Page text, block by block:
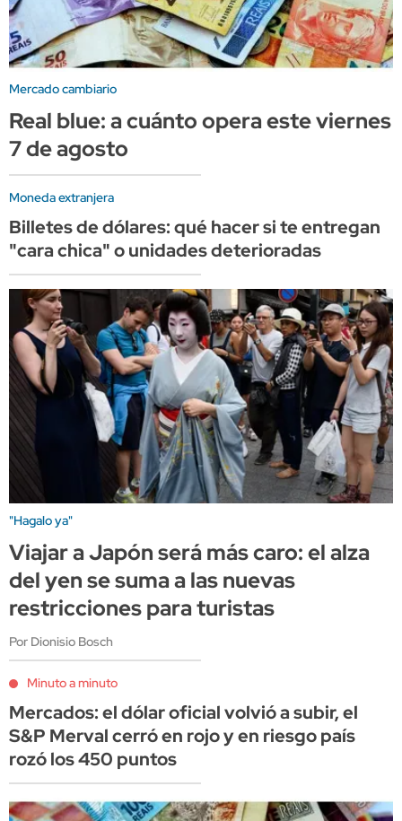
Mercado cambiario
Real blue: a cuánto opera este viernes
7 de agosto
Moneda extranjera
Billetes de dólares: qué hacer si te entregan
"cara chica" o unidades deterioradas
"Hagalo ya"
Viajar a Japón será más caro: el alza
del yen se suma a las nuevas
restricciones para turistas
Por Dionisio Bosch
Minuto a minuto
Mercados: el dólar oficial volvió a subir, el
S&P Merval cerró en rojo y en riesgo país
rozó los 450 puntos